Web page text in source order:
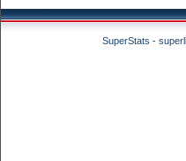
SuperStats -